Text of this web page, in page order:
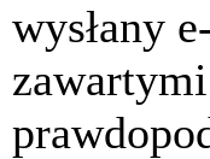
wysłany